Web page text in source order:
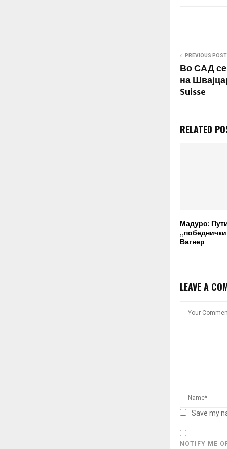
PREVIOUS POST
Во САД
на
Suisse
RELATED
Мадуро:
Вагнер
LEAVE A
Save my
NOTIFY ME